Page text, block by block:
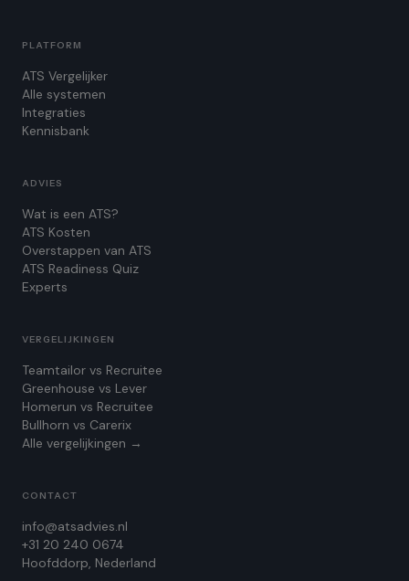
PLATFORM
ATS Vergelijker
Alle systemen
Integraties
Kennisbank
ADVIES
Wat is een ATS?
ATS Kosten
Overstappen van ATS
ATS Readiness Quiz
Experts
VERGELIJKINGEN
Teamtailor vs Recruitee
Greenhouse vs Lever
Homerun vs Recruitee
Bullhorn vs Carerix
Alle vergelijkingen →
CONTACT
info@atsadvies.nl
+31 20 240 0674
Hoofddorp, Nederland